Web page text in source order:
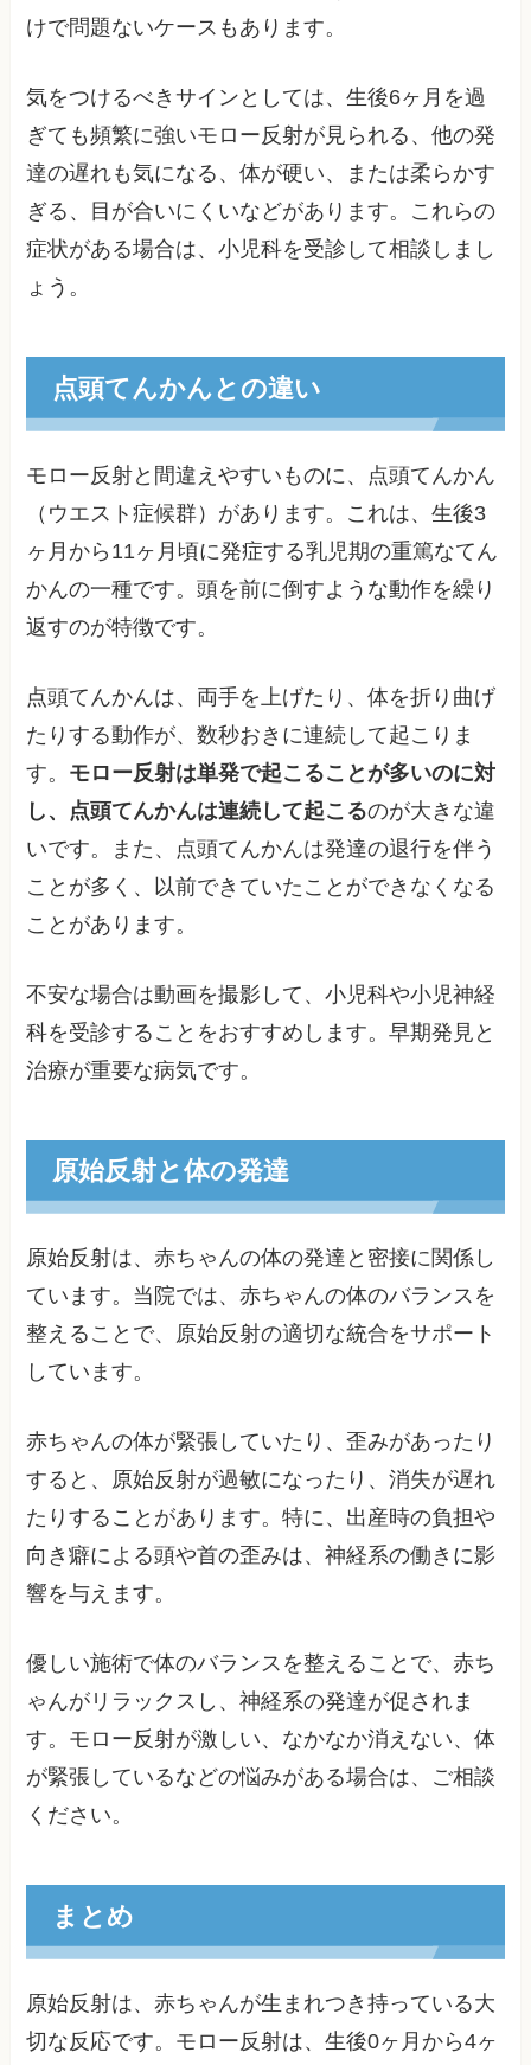
けで問題ないケースもあります。
気をつけるべきサインとしては、生後6ヶ月を過
ぎても頻繁に強いモロー反射が見られる、他の発
達の遅れも気になる、体が硬い、または柔らかす
ぎる、目が合いにくいなどがあります。これらの
症状がある場合は、小児科を受診して相談しまし
ょう。
点頭てんかんとの違い
モロー反射と間違えやすいものに、点頭てんかん
（ウエスト症候群）があります。これは、生後3
ヶ月から11ヶ月頃に発症する乳児期の重篤なてん
かんの一種です。頭を前に倒すような動作を繰り
返すのが特徴です。
点頭てんかんは、両手を上げたり、体を折り曲げ
たりする動作が、数秒おきに連続して起こりま
す。 モロー反射は単発で起こることが多いのに対
し、点頭てんかんは連続して起こるのが大きな違
いです。また、点頭てんかんは発達の退行を伴う
ことが多く、以前できていたことができなくなる
ことがあります。
不安な場合は動画を撮影して、小児科や小児神経
科を受診することをおすすめします。早期発見と
治療が重要な病気です。
原始反射と体の発達
原始反射は、赤ちゃんの体の発達と密接に関係し
ています。当院では、赤ちゃんの体のバランスを
整えることで、原始反射の適切な統合をサポート
しています。
赤ちゃんの体が緊張していたり、歪みがあったり
すると、原始反射が過敏になったり、消失が遅れ
たりすることがあります。特に、出産時の負担や
向き癖による頭や首の歪みは、神経系の働きに影
響を与えます。
優しい施術で体のバランスを整えることで、赤ち
ゃんがリラックスし、神経系の発達が促されま
す。モロー反射が激しい、なかなか消えない、体
が緊張しているなどの悩みがある場合は、ご相談
ください。
まとめ
原始反射は、赤ちゃんが生まれつき持っている大
切な反応です。モロー反射は、生後0ヶ月から4ヶ